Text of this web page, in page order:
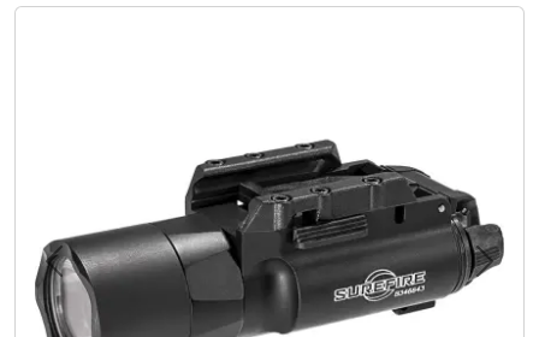
Previous Next